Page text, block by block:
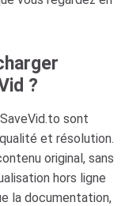
?
sont
et résolution.
original, sans
hors ligne
la documentation,